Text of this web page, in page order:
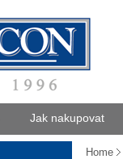
Jak nakupovat
Home